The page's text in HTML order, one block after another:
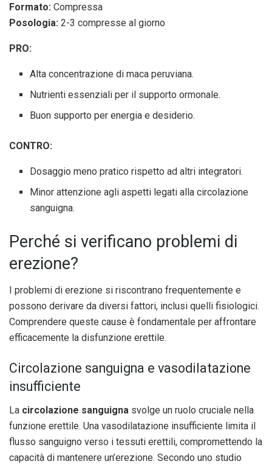
Formato: Compressa
Posologia: 2-3 compresse al giorno
PRO:
Alta concentrazione di maca peruviana.
Nutrienti essenziali per il supporto ormonale.
Buon supporto per energia e desiderio.
CONTRO:
Dosaggio meno pratico rispetto ad altri integratori.
Minor attenzione agli aspetti legati alla circolazione
sanguigna.
Perché si verificano problemi di
erezione?
I problemi di erezione si riscontrano frequentemente e
possono derivare da diversi fattori, inclusi quelli fisiologici.
Comprendere queste cause è fondamentale per affrontare
efficacemente la disfunzione erettile.
Circolazione sanguigna e vasodilatazione
insufficiente
La circolazione sanguigna svolge un ruolo cruciale nella
funzione erettile. Una vasodilatazione insufficiente limita il
flusso sanguigno verso i tessuti erettili, compromettendo la
capacità di mantenere un’erezione. Secondo uno studio